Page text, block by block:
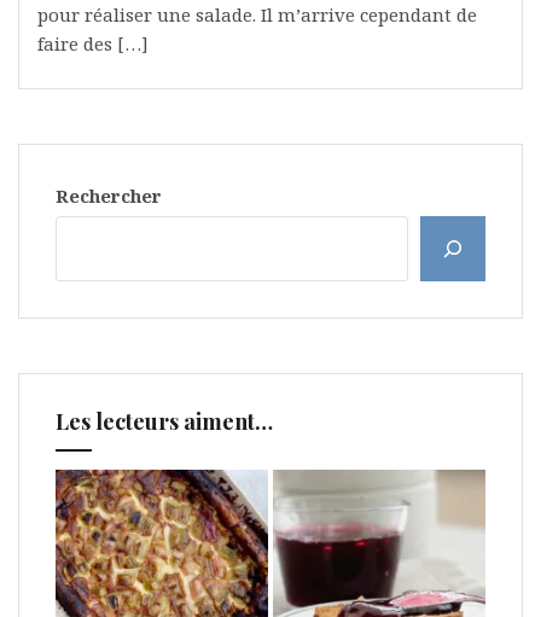
pour réaliser une salade. Il m’arrive cependant de
faire des […]
Rechercher
Les lecteurs aiment…